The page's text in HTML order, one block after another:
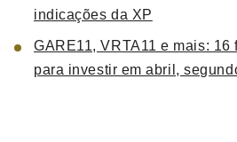
indicações da XP
GARE11, VRTA11 e mais:
para investir em abril,